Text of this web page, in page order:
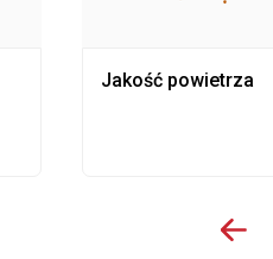
Jakość powietrza